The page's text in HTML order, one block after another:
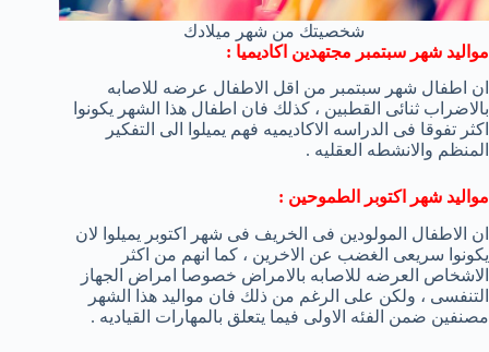
شخصيتك من شهر ميلادك
مواليد شهر سبتمبر مجتهدين اكاديميا :
ان اطفال شهر سبتمبر من اقل الاطفال عرضه للاصابه
بالاضراب ثنائى القطبين ، كذلك فان اطفال هذا الشهر يكونوا
اكثر تفوقا فى الدراسه الاكاديميه فهم يميلوا الى التفكير
المنظم والانشطه العقليه .
مواليد شهر اكتوبر الطموحين :
ان الاطفال المولودين فى الخريف فى شهر اكتوبر يميلوا لان
يكونوا سريعى الغضب عن الاخرين ، كما انهم من اكثر
الاشخاص العرضه للاصابه بالامراض خصوصا امراض الجهاز
التنفسى ، ولكن على الرغم من ذلك فان مواليد هذا الشهر
مصنفين ضمن الفئه الاولى فيما يتعلق بالمهارات القياديه .